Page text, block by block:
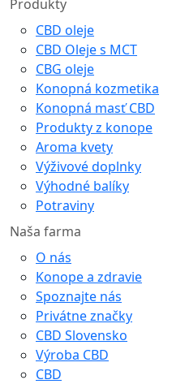
Produkty
CBD oleje
CBD Oleje s MCT
CBG oleje
Konopná kozmetika
Konopná masť CBD
Produkty z konope
Aroma kvety
Výživové doplnky
Výhodné balíky
Potraviny
Naša farma
O nás
Konope a zdravie
Spoznajte nás
Privátne značky
CBD Slovensko
Výroba CBD
CBD